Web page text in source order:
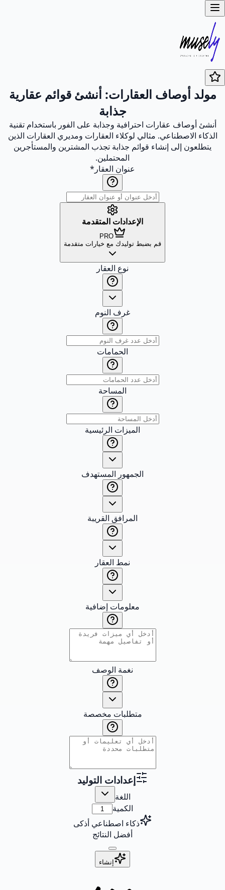
مولد أوصاف العقارات: أنشئ قوائم عقارية
جذابة
أنشئ أوصاف عقارات احترافية وجذابة على الفور باستخدام تقنية
الذكاء الاصطناعي. مثالي لوكلاء العقارات ومديري العقارات الذين
يتطلعون إلى إنشاء قوائم جذابة تجذب المشترين والمستأجرين
المحتملين.
عنوان العقار *
الإعدادات المتقدمة
PRO
قم بضبط توليدك مع خيارات متقدمة
نوع العقار
غرف النوم
الحمامات
المساحة
الميزات الرئيسية
الجمهور المستهدف
المرافق القريبة
نمط العقار
معلومات إضافية
نغمة الوصف
متطلبات مخصصة
إعدادات التوليد
اللغة
الكمية
ذكاء اصطناعي أذكى
أفضل النتائج
إنشاء